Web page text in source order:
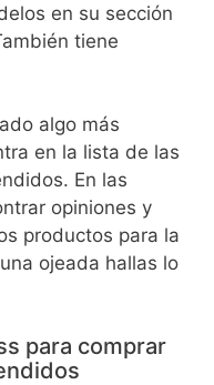
en su sección
tiene
algo más
en la lista de las
En las
opiniones y
productos para la
ojeada hallas lo
para comprar